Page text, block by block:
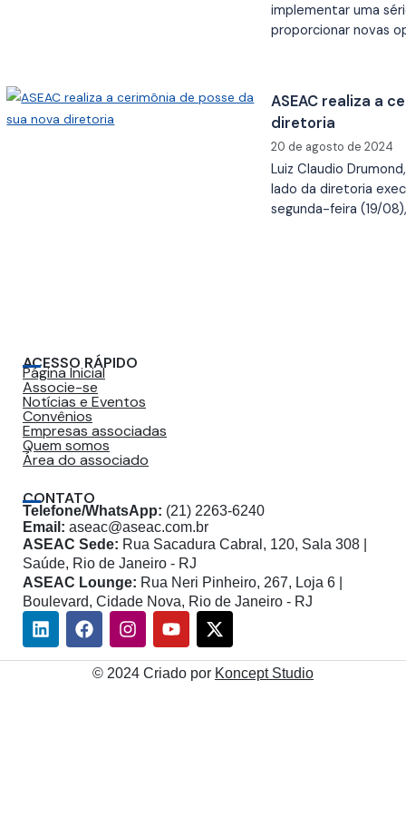
implementar uma
proporcionar novas
ASEAC realiza a
diretoria
20 de agosto de 2024
Luiz Claudio
lado da diretoria
segunda-feira (19/
ACESSO RÁPIDO
Página Inicial
Associe-se
Notícias e Eventos
Convênios
Empresas associadas
Quem somos
Área do associado
CONTATO
Telefone/WhatsApp: (21) 2263-6240
Email: aseac@aseac.com.br
ASEAC Sede: Rua Sacadura Cabral, 120, Sala 308 |
Saúde, Rio de Janeiro - RJ
ASEAC Lounge: Rua Neri Pinheiro, 267, Loja 6 |
Boulevard, Cidade Nova, Rio de Janeiro - RJ
LinkedinFacebookInstagram
Youtube
X-
twitter
© 2024 Criado por Koncept Studio